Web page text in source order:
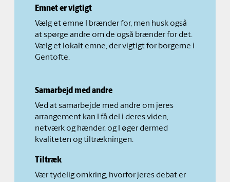
Emnet er vigtigt
Vælg et emne I brænder for, men husk også
at spørge andre om de også brænder for det.
Vælg et lokalt emne, der vigtigt for borgerne i
Gentofte.
Samarbejd med andre
Ved at samarbejde med andre om jeres
arrangement kan I få del i deres viden,
netværk og hænder, og I øger dermed
kvaliteten og tiltrækningen.
Tiltræk
Vær tydelig omkring, hvorfor jeres debat er